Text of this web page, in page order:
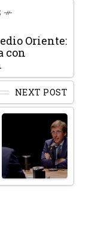
Oriente:
con
NEXT POST